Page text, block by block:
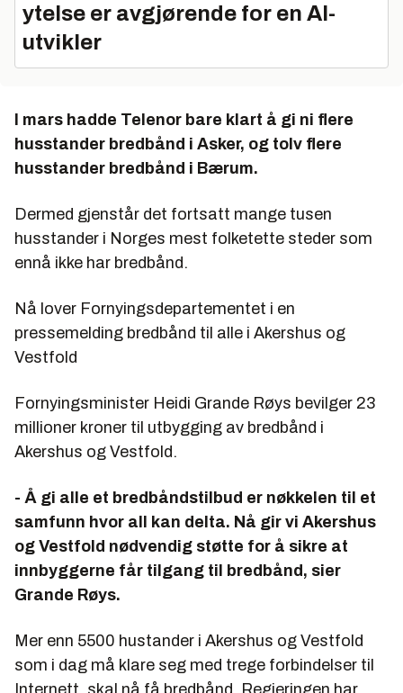
ytelse er avgjørende for en AI-
utvikler
I mars hadde Telenor bare klart å gi ni flere
husstander bredbånd i Asker, og tolv flere
husstander bredbånd i Bærum.
Dermed gjenstår det fortsatt mange tusen
husstander i Norges mest folketette steder som
ennå ikke har bredbånd.
Nå lover Fornyingsdepartementet i en
pressemelding bredbånd til alle i Akershus og
Vestfold
Fornyingsminister Heidi Grande Røys bevilger 23
millioner kroner til utbygging av bredbånd i
Akershus og Vestfold.
- Å gi alle et bredbåndstilbud er nøkkelen til et
samfunn hvor all kan delta. Nå gir vi Akershus
og Vestfold nødvendig støtte for å sikre at
innbyggerne får tilgang til bredbånd, sier
Grande Røys.
Mer enn 5500 hustander i Akershus og Vestfold
som i dag må klare seg med trege forbindelser til
Internett, skal nå få bredbånd. Regjeringen har